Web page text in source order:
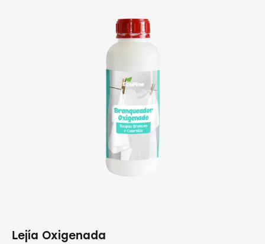
Lejía Oxigenada